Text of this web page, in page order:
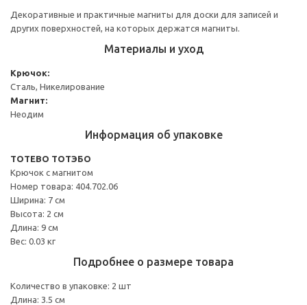
Декоративные и практичные магниты для доски для записей и
других поверхностей, на которых держатся магниты.
Материалы и уход
Крючок:
Сталь, Никелирование
Магнит:
Неодим
Информация об упаковке
TOTEBO ТОТЭБО
Крючок с магнитом
Номер товара: 404.702.06
Ширина: 7 см
Высота: 2 см
Длина: 9 см
Вес: 0.03 кг
Подробнее о размере товара
Количество в упаковке: 2 шт
Длина: 3.5 см